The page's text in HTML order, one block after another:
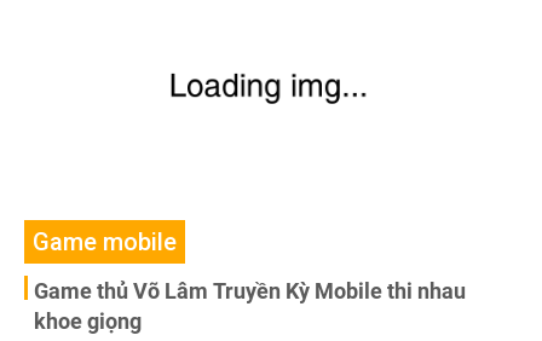
Game mobile
Game thủ Võ Lâm Truyền Kỳ Mobile thi nhau
khoe giọng